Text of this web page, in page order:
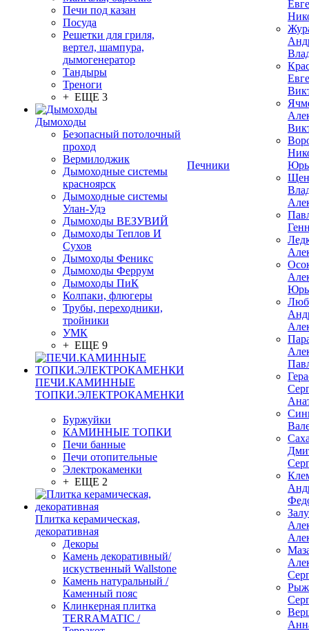
Печи под казан
Посуда
Решетки для гриля,
вертел, шампура,
дымогенератор
Тандыры
Треноги
+ ЕЩЕ 3
Дымоходы
Безопасный потолочный
проход
Вермилоджик
Дымоходные системы
красноярск
Дымоходные системы
Улан-Удэ
Дымоходы ВЕЗУВИЙ
Дымоходы Теплов И
Сухов
Дымоходы Феникс
Дымоходы Феррум
Дымоходы ПиК
Колпаки, флюгеры
Трубы, переходники,
тройники
УМК
+ ЕЩЕ 9
ПЕЧИ.КАМИННЫЕ
ТОПКИ.ЭЛЕКТРОКАМЕНКИ
Буржуйки
КАМИННЫЕ ТОПКИ
Печи банные
Печи отопительные
Электрокаменки
+ ЕЩЕ 2
Плитка керамическая,
декоративная
Декоры
Камень декоративный/
искуственный Wallstone
Камень натуральный /
Каменный пояс
Клинкерная плитка
TERRAMATIC /
Печники